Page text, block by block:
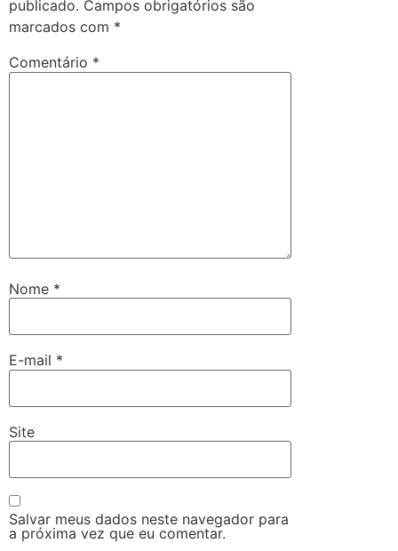
publicado. Campos obrigatórios são
marcados com *
Comentário *
Nome *
E-mail *
Site
Salvar meus dados neste navegador para
a próxima vez que eu comentar.